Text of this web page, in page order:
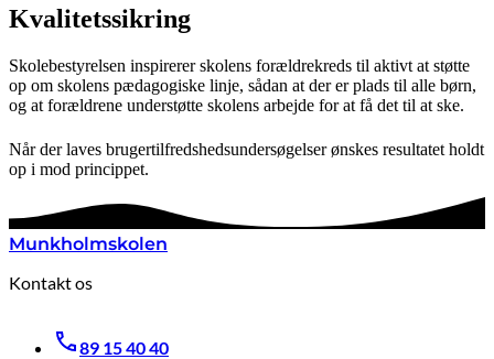
Kvalitetssikring
Skolebestyrelsen inspirerer skolens forældrekreds til aktivt at støtte
op om skolens pædagogiske linje, sådan at der er plads til alle børn,
og at forældrene understøtte skolens arbejde for at få det til at ske.
Når der laves brugertilfredshedsundersøgelser ønskes resultatet holdt
op i mod princippet.
Munkholmskolen
Kontakt os
89 15 40 40